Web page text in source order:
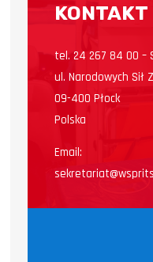
KONTAKT
tel. 24 267 84 00 –
ul. Narodowych Sił
09-400 Płock
Polska
Email: